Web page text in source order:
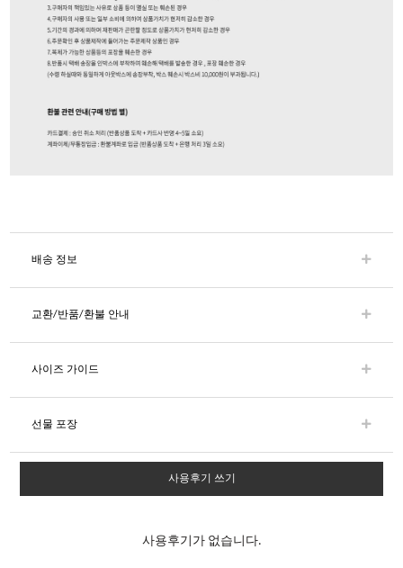
배송 정보
교환/반품/환불 안내
사이즈 가이드
선물 포장
사용후기 쓰기
사용후기가 없습니다.